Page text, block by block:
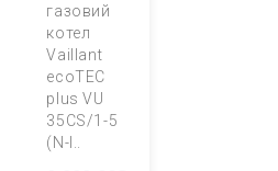
газовий
котел
Vaillant
ecoTEC
plus VU
35CS/1-5
(N-I..